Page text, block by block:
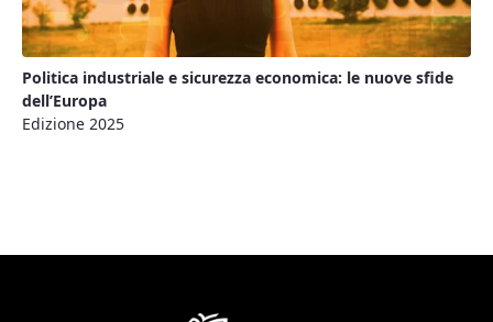
Politica industriale e sicurezza economica: le nuove sfide
dell’Europa
Edizione 2025